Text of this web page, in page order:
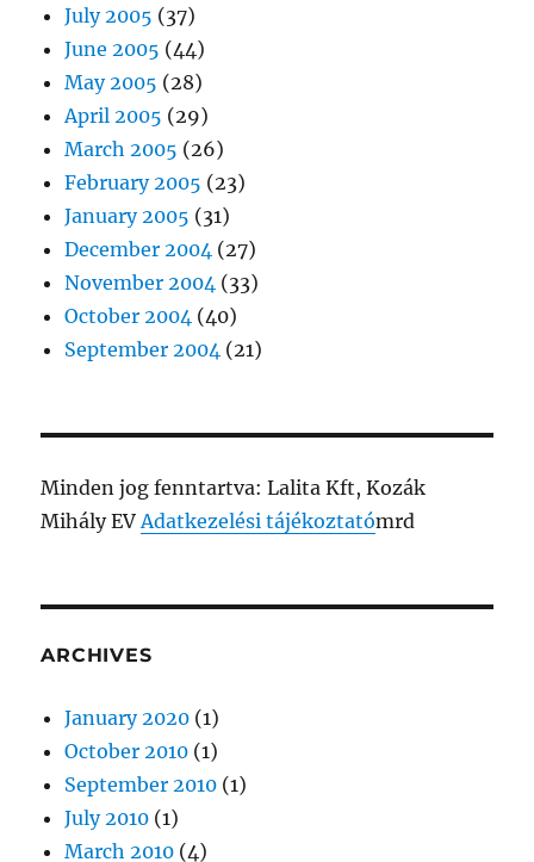
July 2005 (37)
June 2005 (44)
May 2005 (28)
April 2005 (29)
March 2005 (26)
February 2005 (23)
January 2005 (31)
December 2004 (27)
November 2004 (33)
October 2004 (40)
September 2004 (21)
Minden jog fenntartva: Lalita Kft, Kozák
Mihály EVAdatkezelési tájékoztatómrd
ARCHIVES
January 2020 (1)
October 2010 (1)
September 2010 (1)
July 2010 (1)
March 2010 (4)